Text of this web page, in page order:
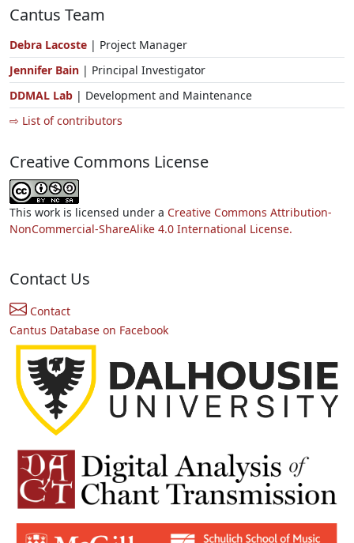
Cantus Team
Debra Lacoste | Project Manager
Jennifer Bain | Principal Investigator
DDMAL Lab | Development and Maintenance
⇨ List of contributors
Creative Commons License
This work is licensed under a Creative Commons Attribution-
NonCommercial-ShareAlike 4.0 International License.
Contact Us
Contact
Cantus Database on Facebook